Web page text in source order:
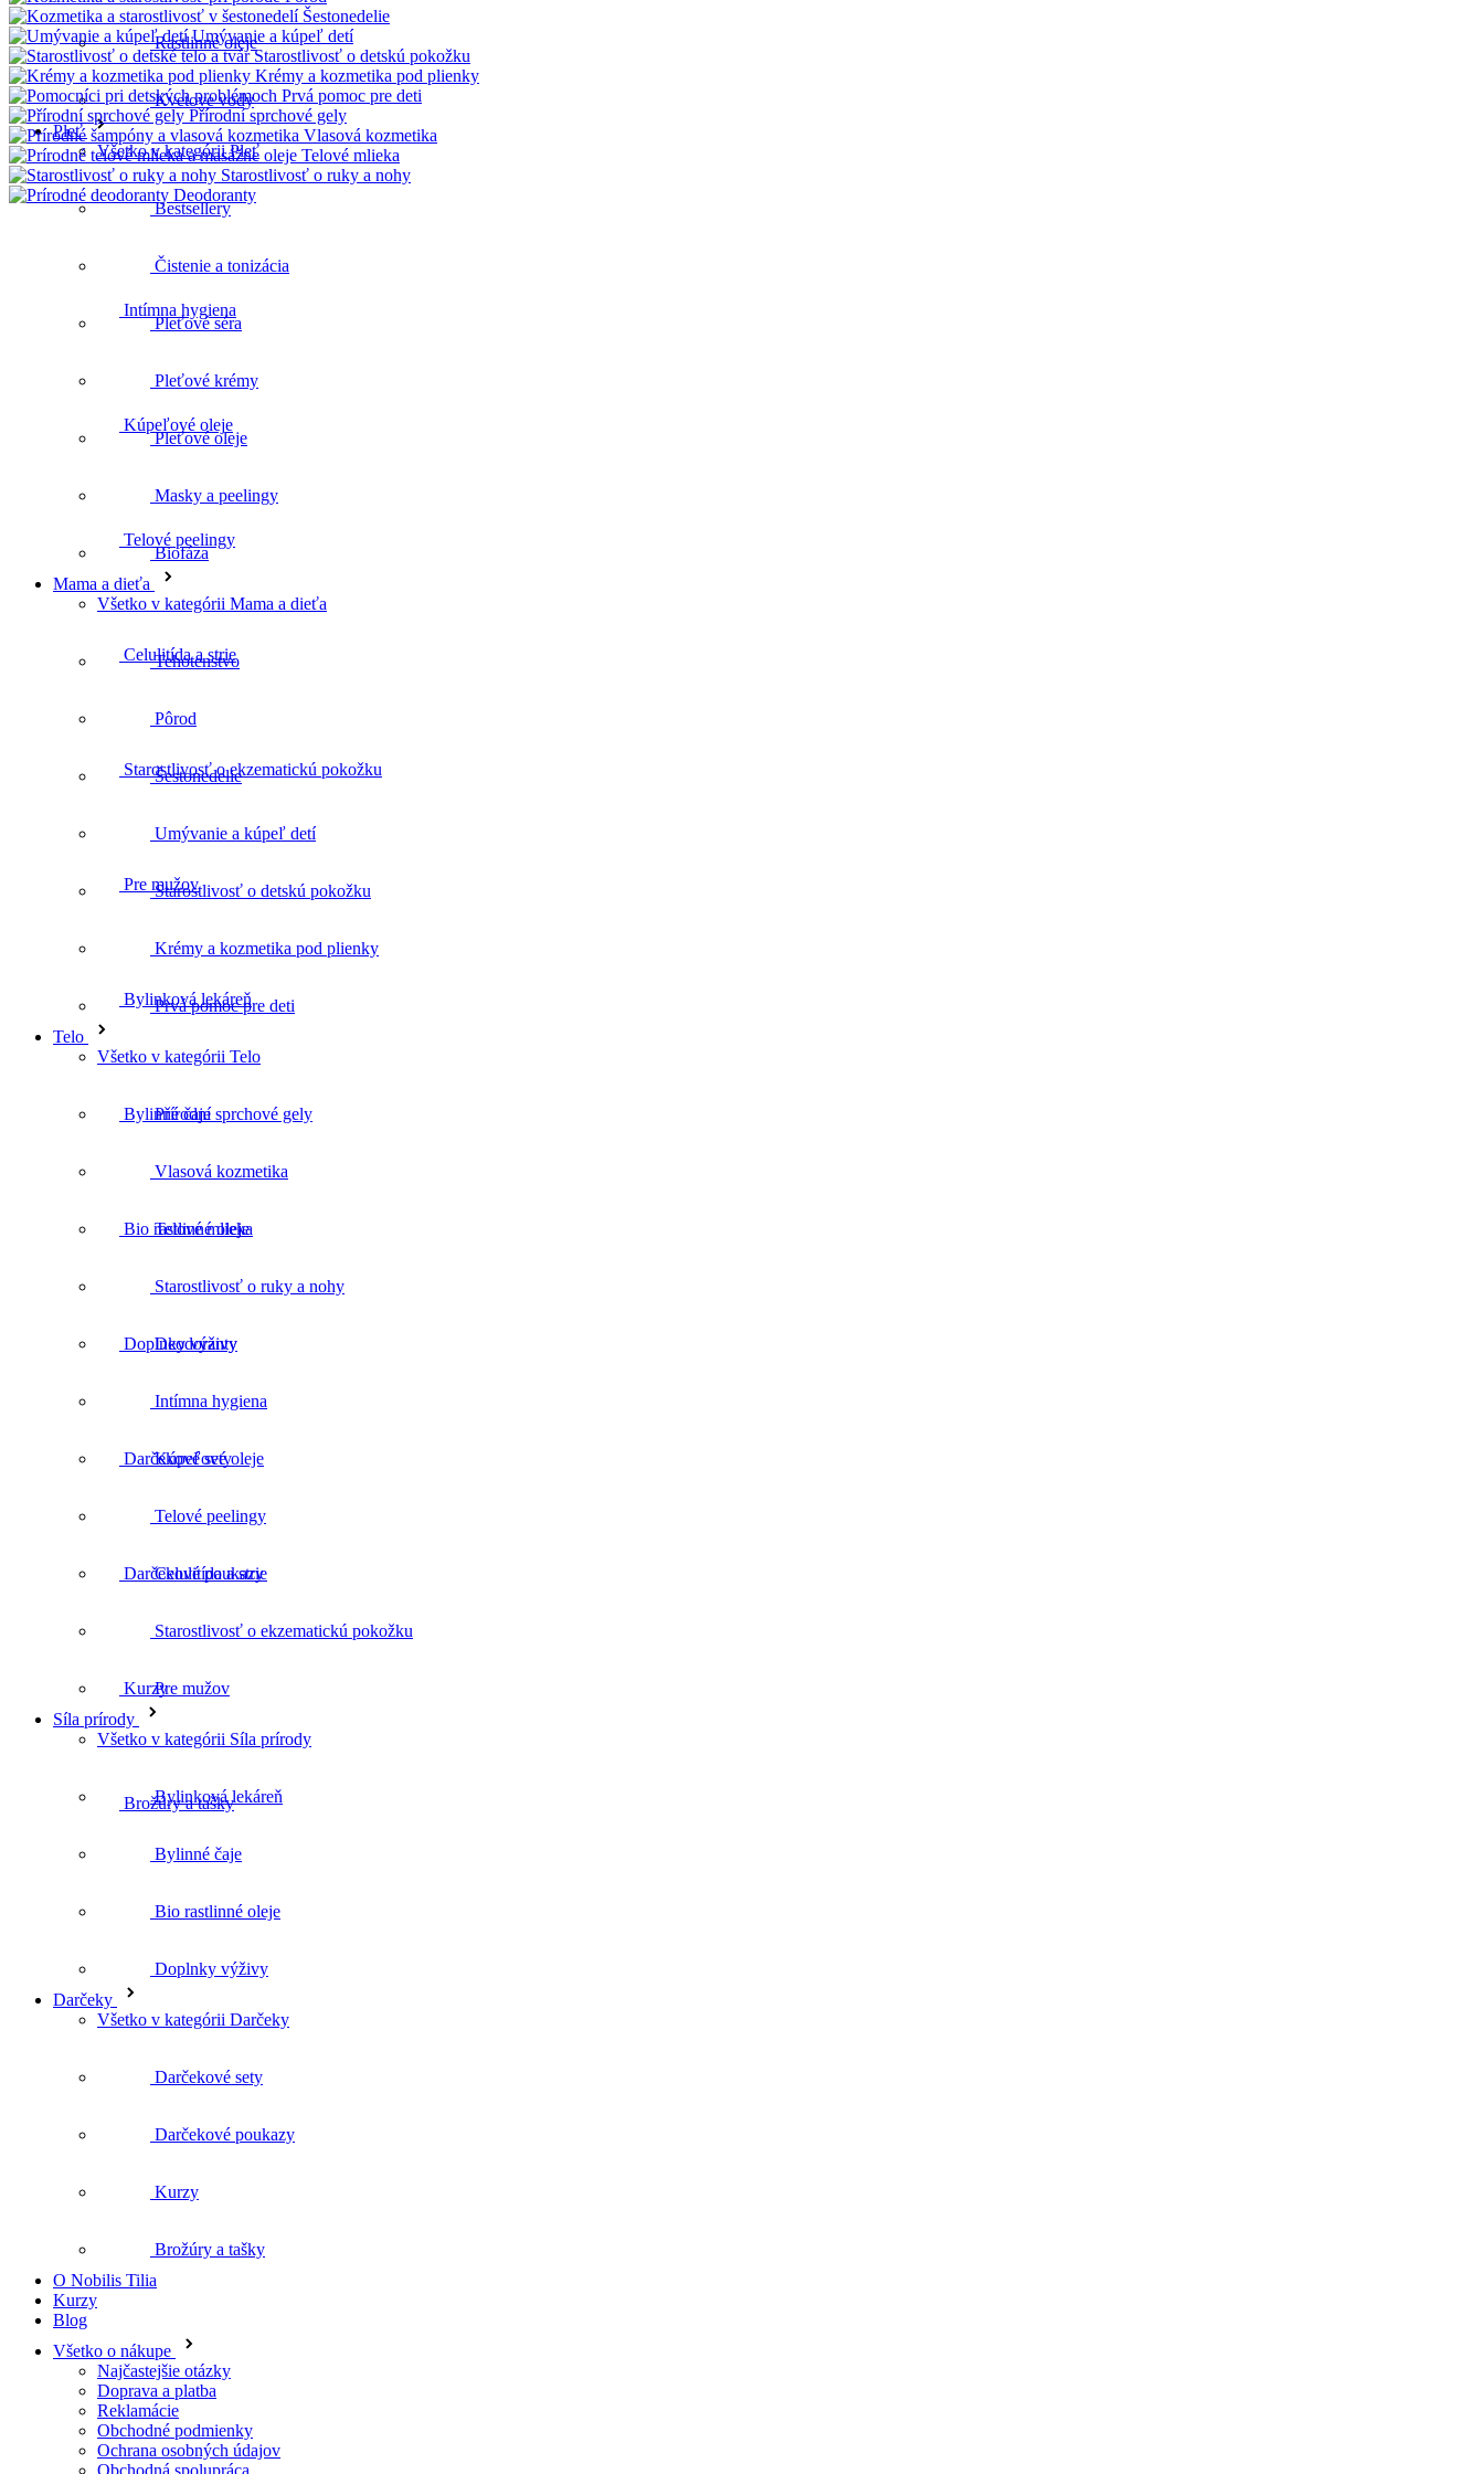
Šestonedelie
Umývanie a kúpeľ detí
Starostlivosť o detskú pokožku
Krémy a kozmetika pod plienky
Prvá pomoc pre deti
Přírodní sprchové gely
Vlasová kozmetika
Telové mlieka
Starostlivosť o ruky a nohy
Deodoranty
Intímna hygiena
Kúpeľové oleje
Telové peelingy
Celulitída a strie
Starostlivosť o ekzematickú pokožku
Pre mužov
Bylinková lekáreň
Bylinné čaje
Brožúry a tašky
Rastlinné oleje
Kvetove vody
Pleť
Všetko v kategórii Pleť
Bestsellery
Čistenie a tonizácia
Pleťové séra
Pleťové krémy
Pleťové oleje
Masky a peelingy
Biofáza
Mama a dieťa
Všetko v kategórii Mama a dieťa
Tehotenstvo
Pôrod
Šestonedelie
Umývanie a kúpeľ detí
Starostlivosť o detskú pokožku
Krémy a kozmetika pod plienky
Prvá pomoc pre deti
Telo
Všetko v kategórii Telo
Přírodní sprchové gely
Vlasová kozmetika
Telové mlieka
Starostlivosť o ruky a nohy
Deodoranty
Intímna hygiena
Kúpeľové oleje
Telové peelingy
Celulitída a strie
Starostlivosť o ekzematickú pokožku
Pre mužov
Síla prírody
Všetko v kategórii Síla prírody
Bylinková lekáreň
Bylinné čaje
Bio rastlinné oleje
Doplnky výživy
Darčeky
Všetko v kategórii Darčeky
Darčekové sety
Darčekové poukazy
Kurzy
Brožúry a tašky
O Nobilis Tilia
Kurzy
Blog
Všetko o nákupe
Najčastejšie otázky
Doprava a platba
Reklamácie
Obchodné podmienky
Ochrana osobných údajov
Obchodná spolupráca